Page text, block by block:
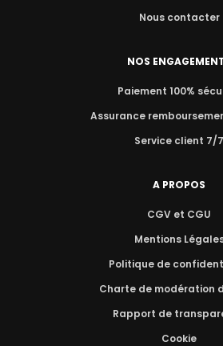
Nous contacter
NOS
Paiement 100%
Assurance
Service client 7/7
A PROPOS
CGV et CGU
Mentions
Politique de
Charte de modération
Rapport de
Cookie